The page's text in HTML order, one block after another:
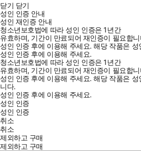
닫기 닫기
성인 인증 안내
성인 재인증 안내
청소년보호법에 따라 성인 인증은 1년간
유효하며, 기간이 만료되어 재인증이 필요합
성인 인증 후에 이용해 주세요.해당 작품은 성
성인 인증 후에 이용해 주세요.
청소년보호법에 따라 성인 인증은 1년간
유효하며, 기간이 만료되어 재인증이 필요합
성인 인증 후에 이용해 주세요.해당 작품은 성
니다.
성인 인증 후에 이용해 주세요.
성인 인증
성인 인증
취소
취소
제외하고 구매
제외하고 구매